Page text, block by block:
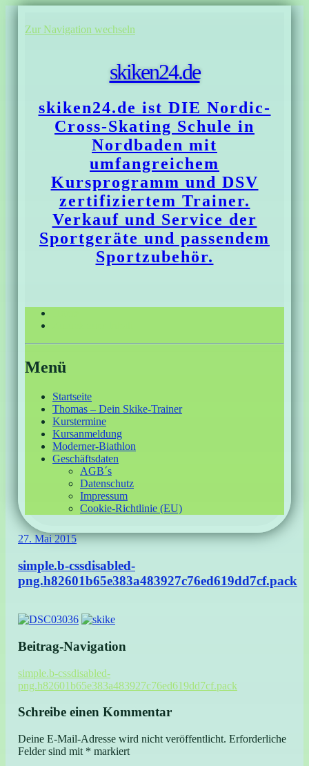
Zur Navigation wechseln
skiken24.de
skiken24.de ist DIE Nordic-
Cross-Skating Schule in
Nordbaden mit
umfangreichem
Kursprogramm und DSV
zertifiziertem Trainer.
Verkauf und Service der
Sportgeräte und passendem
Sportzubehör.
Menü
Startseite
Thomas – Dein Skike-Trainer
Kurstermine
Kursanmeldung
Moderner-Biathlon
Geschäftsdaten
AGB´s
Datenschutz
Impressum
Cookie-Richtlinie (EU)
27. Mai 2015
simple.b-cssdisabled-
png.h82601b65e383a483927c76ed619dd7cf.pack
Beitrag-Navigation
simple.b-cssdisabled-
png.h82601b65e383a483927c76ed619dd7cf.pack
Schreibe einen Kommentar
Deine E-Mail-Adresse wird nicht veröffentlicht. Erforderliche
Felder sind mit * markiert